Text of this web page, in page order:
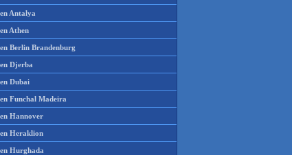
Antalya
Athen
Berlin Brandenburg
Djerba
Dubai
Funchal Madeira
Hannover
Heraklion
Hurghada